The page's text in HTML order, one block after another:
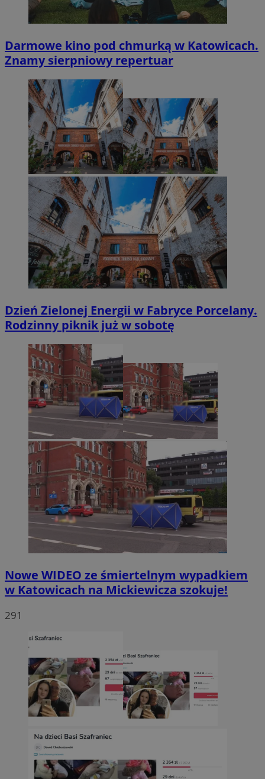
Darmowe kino pod chmurką w Katowicach.
Znamy sierpniowy repertuar
Dzień Zielonej Energii w Fabryce Porcelany.
Rodzinny piknik już w sobotę
Nowe WIDEO ze śmiertelnym wypadkiem
w Katowicach na Mickiewicza szokuje!
291